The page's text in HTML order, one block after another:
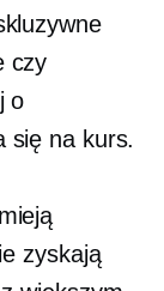
czy
o
się na kurs.
zyskają